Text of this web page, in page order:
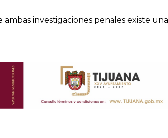
investigaciones penales existe una